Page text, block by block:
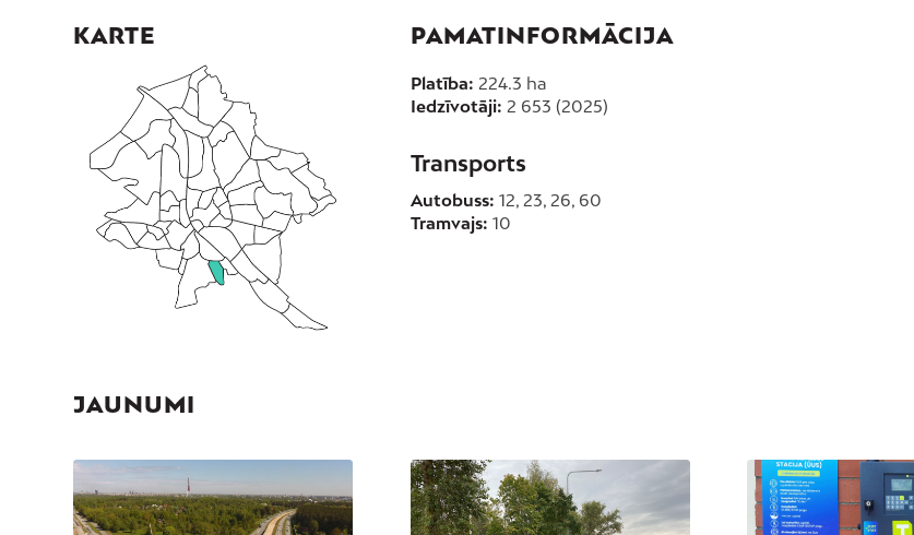
KARTE PAMATINFORMĀCIJA
Platība: 224.3 ha
Iedzīvotāji: 2 653 (2025)
Transports
Autobuss: 12, 23, 26, 60
Tramvajs: 10
JAUNUMI